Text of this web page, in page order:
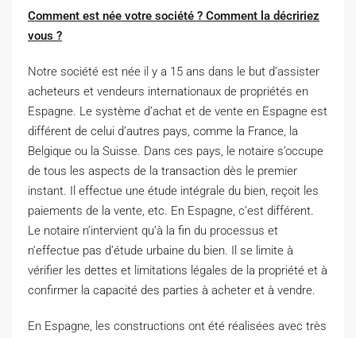
Comment est née votre société ? Comment la décririez
vous ?
Notre société est née il y a 15 ans dans le but d’assister
acheteurs et vendeurs internationaux de propriétés en
Espagne. Le système d’achat et de vente en Espagne est
différent de celui d’autres pays, comme la France, la
Belgique ou la Suisse. Dans ces pays, le notaire s’occupe
de tous les aspects de la transaction dès le premier
instant. Il effectue une étude intégrale du bien, reçoit les
paiements de la vente, etc. En Espagne, c’est différent.
Le notaire n’intervient qu’à la fin du processus et
n’effectue pas d’étude urbaine du bien. Il se limite à
vérifier les dettes et limitations légales de la propriété et à
confirmer la capacité des parties à acheter et à vendre.
En Espagne, les constructions ont été réalisées avec très